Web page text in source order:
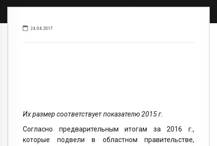
24.04.2017
Их размер соответствует показателю 2015 г.
Согласно предварительным итогам за 2016 г.,
которые подвели в областном правительстве,